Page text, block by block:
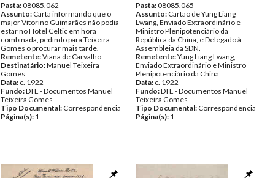
Pasta:08085.062
Assunto: Carta informando que o
major Vitorino Guimarães não podia
estar no Hotel Celtic em hora
combinada, pedindo para Teixeira
Gomes o procurar mais tarde.
Remetente:Viana de Carvalho
Destinatário:Manuel Teixeira
Gomes
Data: c. 1922
Fundo:DTE - Documentos Manuel
Teixeira Gomes
Tipo Documental: Correspondencia
Página(s): 1
Pasta:08085.065
Assunto: Cartão de Yung Liang
Lwang, Enviado Extraordinário e
Ministro Plenipotenciário da
República da China, e Delegado à
Assembleia da SDN.
Remetente:Yung Liang Lwang,
Enviado Extraordinário e Ministro
Plenipotenciário da China
Data: c. 1922
Fundo:DTE - Documentos Manuel
Teixeira Gomes
Tipo Documental: Correspondencia
Página(s): 1